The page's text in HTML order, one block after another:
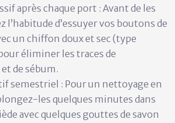
après chaque port : Avant de les
l’habitude d’essuyer vos boutons de
un chiffon doux et sec (type
éliminer les traces de
de sébum.
semestriel : Pour un nettoyage en
les quelques minutes dans
avec quelques gouttes de savon